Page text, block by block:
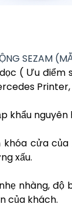
SEZAM
( Ưu
khẩu
khóa cửa
xấu.
nhàng,
của khách.